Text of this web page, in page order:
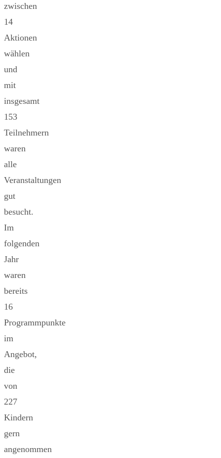
zwischen
14
Aktionen
wählen
und
mit
insgesamt
153
Teilnehmern
waren
alle
Veranstaltungen
gut
besucht.
Im
folgenden
Jahr
waren
bereits
16
Programmpunkte
im
Angebot,
die
von
227
Kindern
gern
angenommen